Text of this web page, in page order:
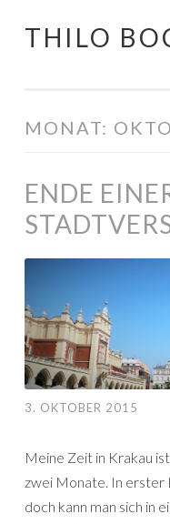
Springe
THILO
MONAT:
ENDE
3. OKTOBER 2015
Meine Zeit in Krakau
zwei Monate. In erster
doch kann man sich in